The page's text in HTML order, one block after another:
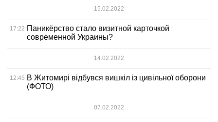
15.02.2022
17:22 Паникёрство стало визитной карточкой
современной Украины?
14.02.2022
12:45 В Житомирі відбувся вишкіл із цивільної оборони
(ФОТО)
07.02.2022